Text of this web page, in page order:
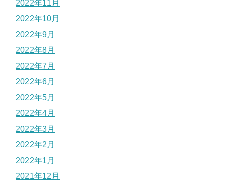
2022年11月
2022年10月
2022年9月
2022年8月
2022年7月
2022年6月
2022年5月
2022年4月
2022年3月
2022年2月
2022年1月
2021年12月